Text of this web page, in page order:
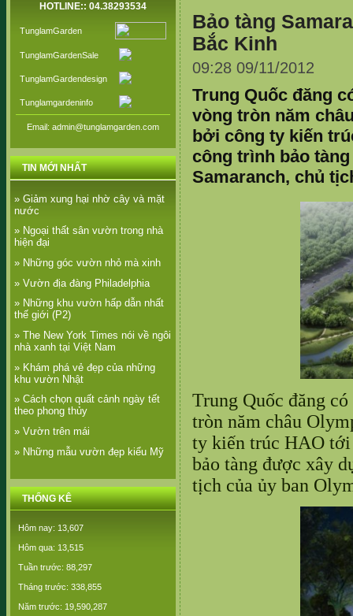
HOTLINE:: 04.38293534
TunglamGarden
TunglamGardenSale
TunglamGardendesign
Tunglamgardeninfo
Email: admin@tunglamgarden.com
TIN MỚI NHẤT
» Giảm xung hại nhờ cây và mặt
nước
» Ngoại thất sân vườn trong nhà
hiện đại
» Những góc vườn nhỏ mà xinh
» Vườn địa đàng Philadelphia
» Những khu vườn hấp dẫn nhất
thế giới (P2)
» The New York Times nói về ngôi
nhà xanh tại Việt Nam
» Khám phá vẻ đẹp của những
khu vườn Nhật
» Cách chọn quất cảnh ngày tết
theo phong thủy
» Vườn trên mái
» Những mẫu vườn đẹp kiểu Mỹ
THỐNG KÊ
Hôm nay: 13,607
Hôm qua: 13,515
Tuần trước: 88,297
Tháng trước: 338,855
Năm trước: 19,590,287
Bảo tàng
Bắc Kinh
09:28 09/11/2012
Trung Quốc đăng
vòng tròn năm
bởi công ty kiến
công trình bảo
Samaranch, chủ
Trung Quốc đăng
tròn năm châu
ty kiến trúc HAO
bảo tàng được xây
tịch của ủy ban